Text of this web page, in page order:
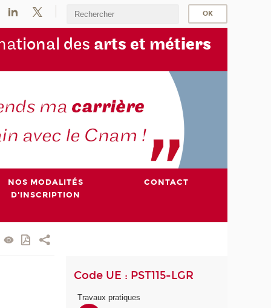
tional des arts et métiers
NOS MODALITÉS
D'INSCRIPTION
CONTACT
Code UE : PST115-LGR
Travaux pratiques